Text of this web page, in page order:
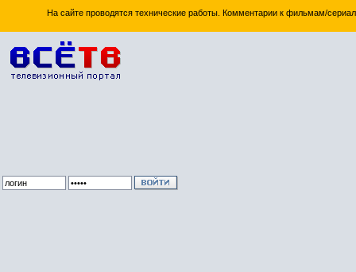
На сайте проводятся технические работы. Комментарии к фильмам/